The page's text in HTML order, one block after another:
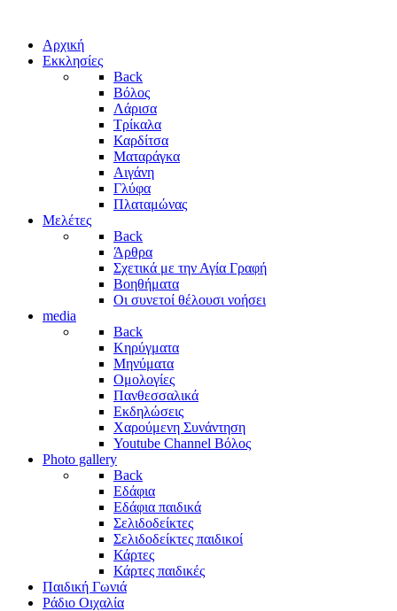
Αρχική
Εκκλησίες
Back
Βόλος
Λάρισα
Τρίκαλα
Καρδίτσα
Ματαράγκα
Αιγάνη
Γλύφα
Πλαταμώνας
Μελέτες
Back
Άρθρα
Σχετικά με την Αγία Γραφή
Βοηθήματα
Οι συνετοί θέλουσι νοήσει
media
Back
Κηρύγματα
Μηνύματα
Ομολογίες
Πανθεσσαλικά
Εκδηλώσεις
Χαρούμενη Συνάντηση
Youtube Channel Βόλος
Photo gallery
Back
Εδάφια
Εδάφια παιδικά
Σελιδοδείκτες
Σελιδοδείκτες παιδικοί
Κάρτες
Κάρτες παιδικές
Παιδική Γωνιά
Ράδιο Οιχαλία